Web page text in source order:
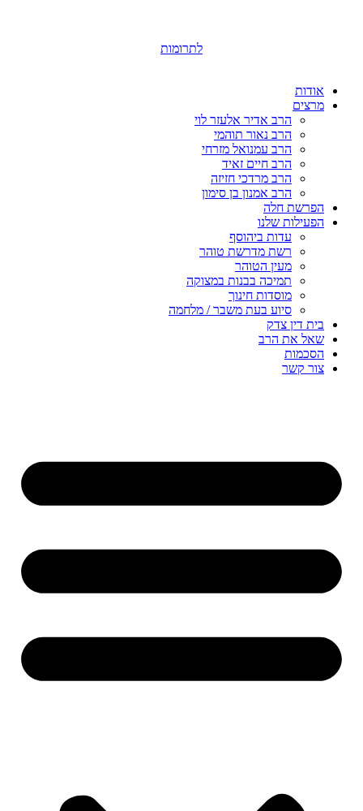
לתרומות
אודות
מרצים
הרב אדיר אלעזר לוי
הרב נאור תוהמי
הרב עמנואל מזרחי
הרב חיים זאיד
הרב מרדכי חזיזה
הרב אמנון בן סימון
הפרשת חלה
הפעילות שלנו
עדות ביהוסף
רשת מדרשת טוהר
מעין הטוהר
תמיכה בבנות במצוקה
מוסדות חינוך
סיוע בעת משבר / מלחמה
בית דין צדק
שאל את הרב
הסכמות
צור קשר